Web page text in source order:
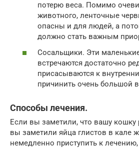
потерю веса. Помимо
животного, ленточные
опасны и для людей, а
должно стать важным
Сосальщики. Эти
встречаются достаточно
присасываются к
причинить очень большой
Способы лечения.
Если вы заметили, что вашу кошку
вы заметили яйца глистов в кале
немедленно приступить к